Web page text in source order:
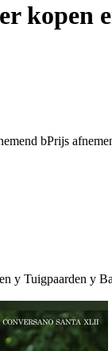
kopen
bPrijs
y Tuigpaarden y